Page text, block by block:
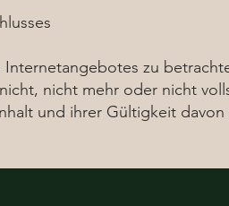
Internetangebotes zu
nicht mehr oder nicht
und ihrer Gültigkeit